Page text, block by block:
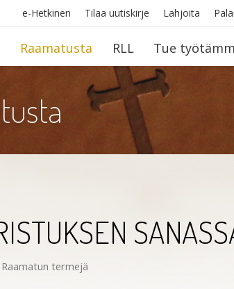
e-Hetkinen Tilaa uutiskirje Lahjoita
Raamatusta RLL Tue
Raamatun termejä